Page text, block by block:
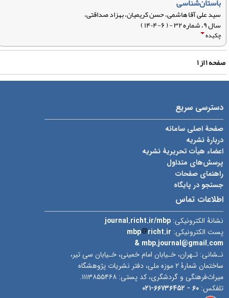
سید علی آقا هاشمی، حسن کریمیان، بهزاد صداقتی،
سال ۹، شماره ۳۲ - ( ۶-۱۴۰۴ )
چکیده
۱از۱
دسترسی سریع
صفحۀ اصلی سامانه
دربارۀ نشریه
اعضاء هیأت تحریریۀ نشریه
پرسش‌های متداول
راهنمای صفحات
جستجو در پایگاه
اطلاعات تماس
نشانۀ الکترونیکی:journal.richt.ir/mbp
پست الکترونیکی:
mbp
richt.ir
& mbp.journal@gmail.com
نـشانی: تـهران، خـیابان امام خمینی، خـیابان سی تیر،
ساختمان شمارۀ ۲ موزه ملی، دفتر نشریات پژوهشگاه
میراث‌فرهنگی و گردشگری، کد پستی: ۱۱۱۳۸۵۵۴۶۸.
تلفکس:۶۰ - ۶۶۷۳۶۴۵۲-۰۲۱